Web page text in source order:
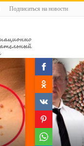
Подписаться на новости